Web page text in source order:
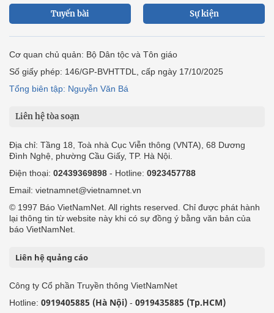
Tuyến bài Sự kiện
Cơ quan chủ quản: Bộ Dân tộc và Tôn giáo
Số giấy phép: 146/GP-BVHTTDL, cấp ngày 17/10/2025
Tổng biên tập: Nguyễn Văn Bá
Liên hệ tòa soạn
Địa chỉ: Tầng 18, Toà nhà Cục Viễn thông (VNTA), 68 Dương
Đình Nghệ, phường Cầu Giấy, TP. Hà Nội.
Điện thoại: 02439369898 - Hotline: 0923457788
Email: vietnamnet@vietnamnet.vn
© 1997 Báo VietNamNet. All rights reserved. Chỉ được phát hành
lại thông tin từ website này khi có sự đồng ý bằng văn bản của
báo VietNamNet.
Liên hệ quảng cáo
Công ty Cổ phần Truyền thông VietNamNet
Hotline: 0919405885 (Hà Nội) - 0919435885 (Tp.HCM)